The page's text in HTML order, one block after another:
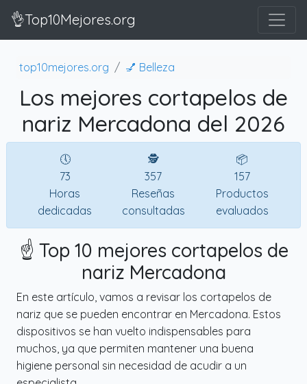
👌Top10Mejores.org
top10mejores.org 💅 Belleza
Los mejores cortapelos de
nariz Mercadona del 2026
🕔
73
Horas
dedicadas
🕵
357
Reseñas
consultadas
📦
157
Productos
evaluados
☝️ Top 10 mejores cortapelos de
nariz Mercadona
En este artículo, vamos a revisar los cortapelos de
nariz que se pueden encontrar en Mercadona. Estos
dispositivos se han vuelto indispensables para
muchos, ya que permiten mantener una buena
higiene personal sin necesidad de acudir a un